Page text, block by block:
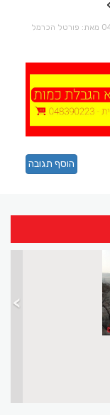
04.08.2026 מאת: פורטל הכרמל
הוסף תגובה
>